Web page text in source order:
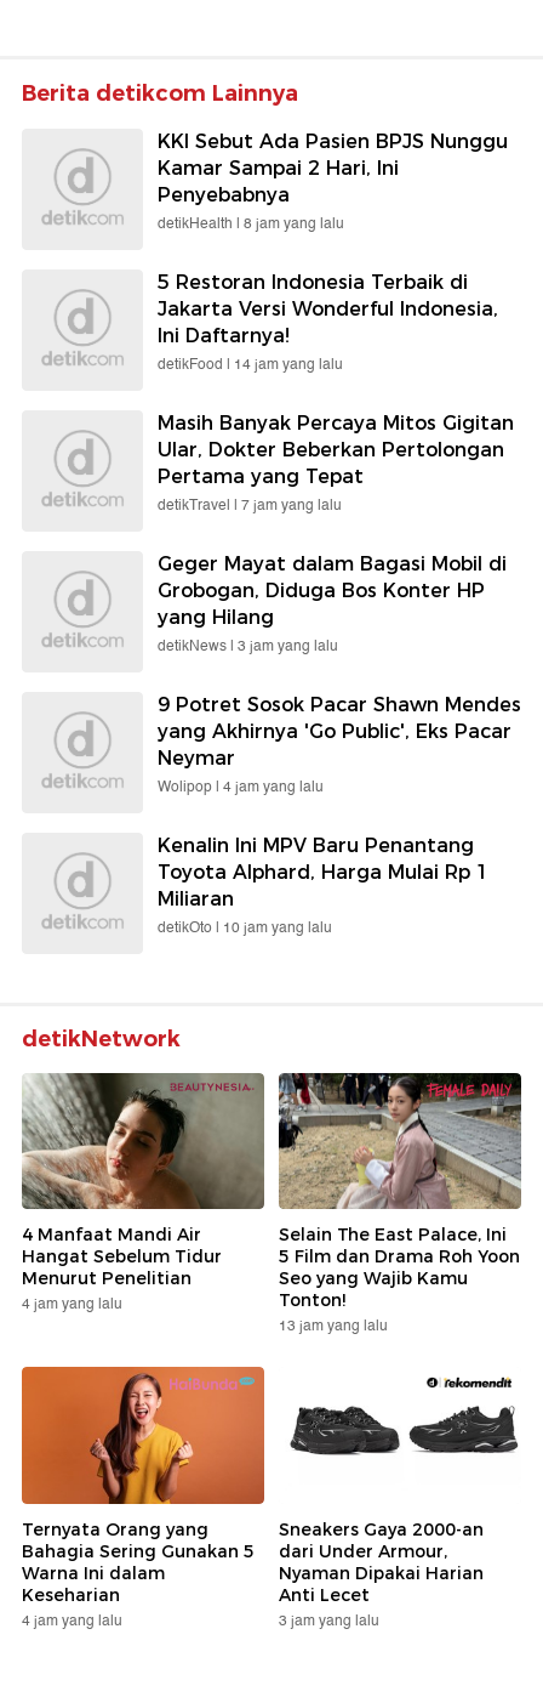
Berita detikcom Lainnya
KKI Sebut Ada Pasien BPJS Nunggu
Kamar Sampai 2 Hari, Ini
Penyebabnya
detikHealth | 8 jam yang lalu
5 Restoran Indonesia Terbaik di
Jakarta Versi Wonderful Indonesia,
Ini Daftarnya!
detikFood | 14 jam yang lalu
Masih Banyak Percaya Mitos Gigitan
Ular, Dokter Beberkan Pertolongan
Pertama yang Tepat
detikTravel | 7 jam yang lalu
Geger Mayat dalam Bagasi Mobil di
Grobogan, Diduga Bos Konter HP
yang Hilang
detikNews | 3 jam yang lalu
9 Potret Sosok Pacar Shawn Mendes
yang Akhirnya 'Go Public', Eks Pacar
Neymar
Wolipop | 4 jam yang lalu
Kenalin Ini MPV Baru Penantang
Toyota Alphard, Harga Mulai Rp 1
Miliaran
detikOto | 10 jam yang lalu
detikNetwork
4 Manfaat Mandi Air
Hangat Sebelum Tidur
Menurut Penelitian
4 jam yang lalu
Selain The East Palace, Ini
5 Film dan Drama Roh Yoon
Seo yang Wajib Kamu
Tonton!
13 jam yang lalu
Ternyata Orang yang
Bahagia Sering Gunakan 5
Warna Ini dalam
Keseharian
4 jam yang lalu
Sneakers Gaya 2000-an
dari Under Armour,
Nyaman Dipakai Harian
Anti Lecet
3 jam yang lalu